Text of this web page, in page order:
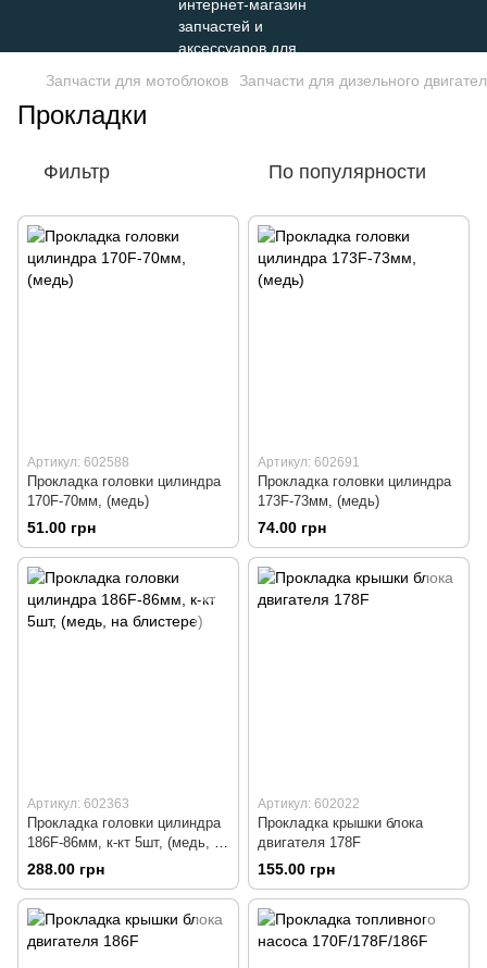
Запчасти для мотоблоков Запчасти для дизельного
Прокладки
Фильтр По популярности
Артикул: 602588
Прокладка головки цилиндра
170F-70мм, (медь)
51.00 грн
Артикул: 602691
Прокладка головки цилиндра
173F-73мм, (медь)
74.00 грн
Артикул: 602363
Прокладка головки цилиндра
186F-86мм, к-кт 5шт, (медь, на
блистере)
288.00 грн
Артикул: 602022
Прокладка крышки блока
двигателя 178F
155.00 грн